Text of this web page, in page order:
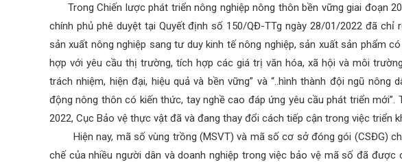
Trong Chiến lược phát triển nông nghiệp nông thôn bền vững giai đoạn
chính phủ phê duyệt tại Quyết định số 150/QĐ-TTg ngày 28/01/2022 đã chỉ
sản xuất nông nghiệp sang tư duy kinh tế nông nghiệp, sản xuất sản phẩm
hợp với yêu cầu thị trường, tích hợp các giá trị văn hóa, xã hội và môi
trách nhiệm, hiện đại, hiệu quả và bền vững” và “..hình thành đội ngũ nông
động nông thôn có kiến thức, tay nghề cao đáp ứng yêu cầu phát triển mới”.
2022, Cục Bảo vệ thực vật đã và đang thay đổi cách tiếp cận trong việc triển
Hiện nay, mã số vùng trồng (MSVT) và mã số cơ sở đóng gói (CSĐG)
chế của nhiều người dân và doanh nghiệp trong việc bảo vệ mã số đã